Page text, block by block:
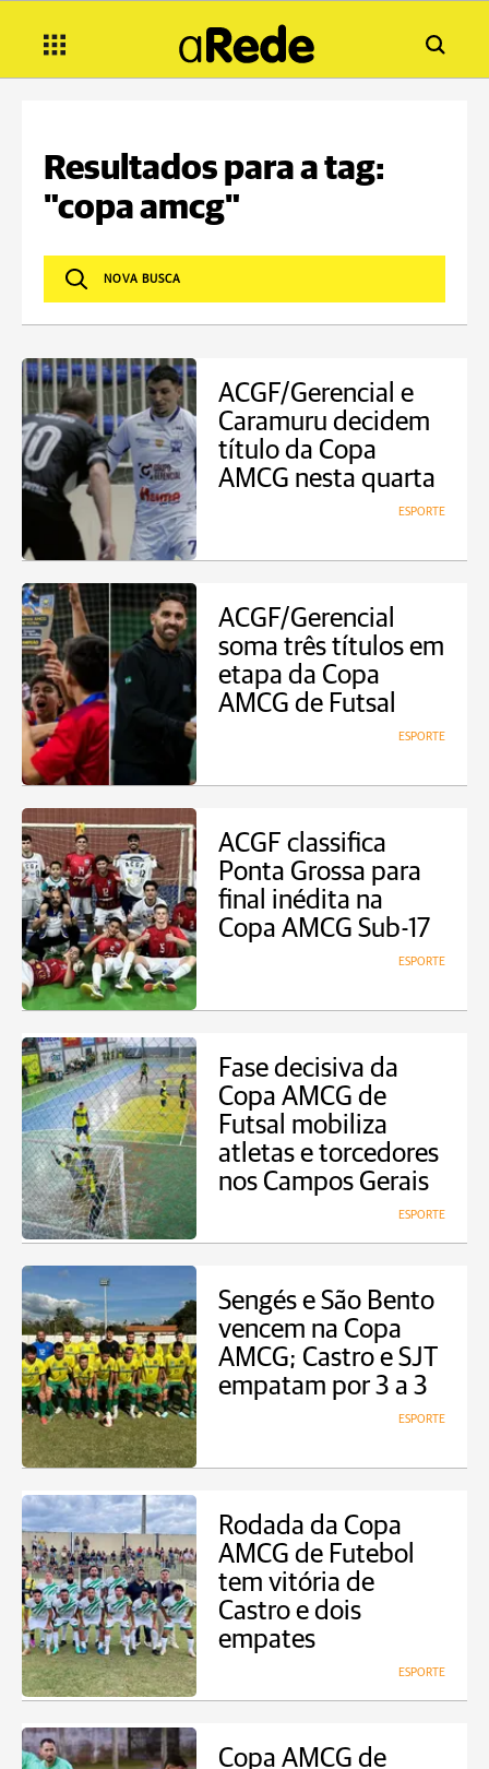
Resultados para a tag:
"copa amcg"
ACGF/Gerencial e
Caramuru decidem
título da Copa
AMCG nesta quarta
ESPORTE
ACGF/Gerencial
soma três títulos em
etapa da Copa
AMCG de Futsal
ESPORTE
ACGF classifica
Ponta Grossa para
final inédita na
Copa AMCG Sub-17
ESPORTE
Fase decisiva da
Copa AMCG de
Futsal mobiliza
atletas e torcedores
nos Campos Gerais
ESPORTE
Sengés e São Bento
vencem na Copa
AMCG; Castro e SJT
empatam por 3 a 3
ESPORTE
Rodada da Copa
AMCG de Futebol
tem vitória de
Castro e dois
empates
ESPORTE
Copa AMCG de